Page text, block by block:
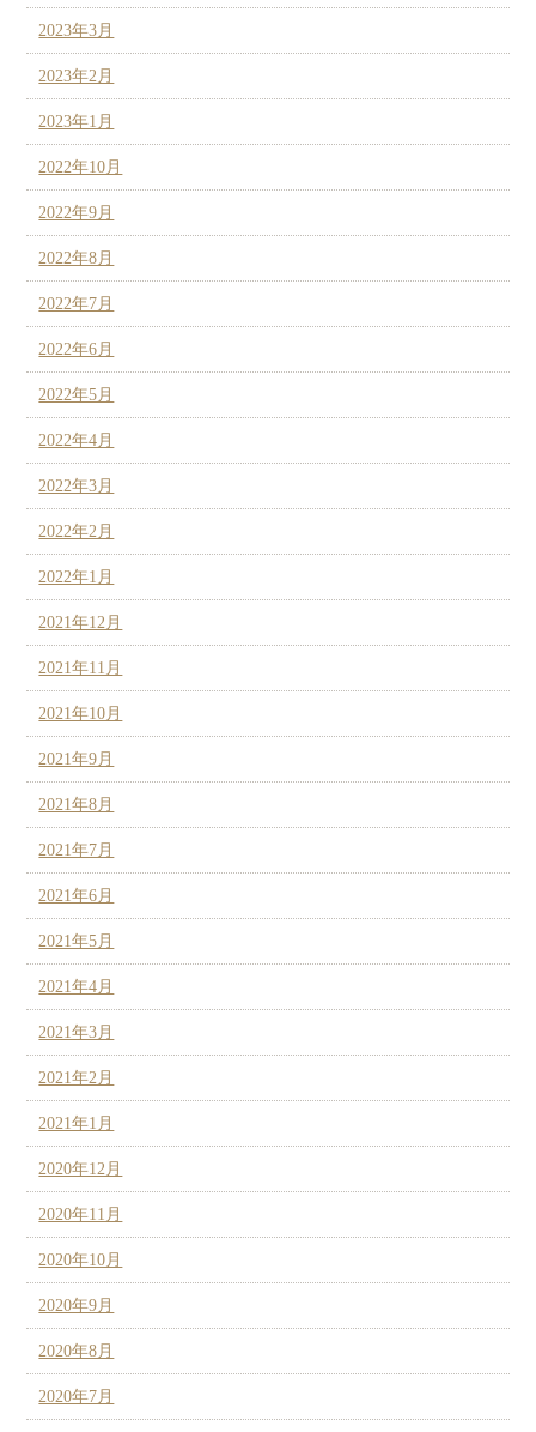
2023年3月
2023年2月
2023年1月
2022年10月
2022年9月
2022年8月
2022年7月
2022年6月
2022年5月
2022年4月
2022年3月
2022年2月
2022年1月
2021年12月
2021年11月
2021年10月
2021年9月
2021年8月
2021年7月
2021年6月
2021年5月
2021年4月
2021年3月
2021年2月
2021年1月
2020年12月
2020年11月
2020年10月
2020年9月
2020年8月
2020年7月